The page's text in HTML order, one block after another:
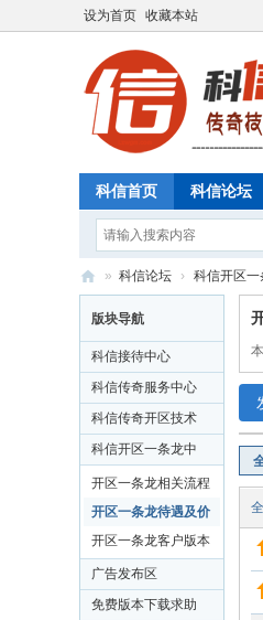
设为首页 收藏本站
科信首页 科信论坛
信
联
众
网
传
开
区
开
» 科信论坛 › 科信开区一
版块导航
科信接待中心
科信传奇服务中心
科信传奇开区技术
学习中心
科信开区一条龙中
心
开区一条龙相关流程
区
开区一条龙待遇及价
格
开区一条龙客户版本
区
广告发布区
免费版本下载求助